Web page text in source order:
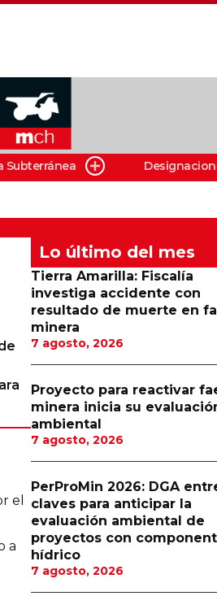
Subterránea
el
a
Lo último del mes
Tierra Amarilla: Fiscalía
investiga accidente con
resultado de muerte en
minera
7 agosto, 2026
Proyecto para reactivar
minera inicia su
ambiental
7 agosto, 2026
PerProMin 2026: DGA
claves para anticipar la
evaluación ambiental de
proyectos con
hídrico
7 agosto, 2026